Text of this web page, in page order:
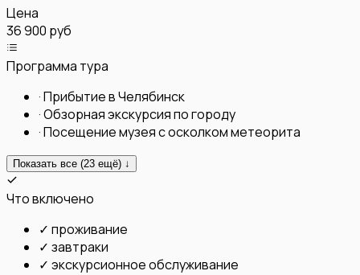
Цена
36 900 руб
Программа тура
·Прибытие в Челябинск
·Обзорная экскурсия по городу
·Посещение музея с осколком метеорита
Показать все (23 ещё) ↓
Что включено
✓ проживание
✓ завтраки
✓ экскурсионное обслуживание